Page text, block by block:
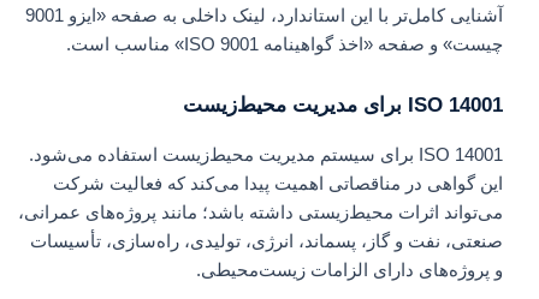
آشنایی کامل‌تر با این استاندارد، لینک داخلی به صفحه «ایزو 9001
چیست» و صفحه «اخذ گواهینامه ISO 9001» مناسب است.
ISO 14001 برای مدیریت محیط‌زیست
ISO 14001 برای سیستم مدیریت محیط‌زیست استفاده می‌شود.
این گواهی در مناقصاتی اهمیت پیدا می‌کند که فعالیت شرکت
می‌تواند اثرات محیط‌زیستی داشته باشد؛ مانند پروژه‌های عمرانی،
صنعتی، نفت و گاز، پسماند، انرژی، تولیدی، راه‌سازی، تأسیسات
و پروژه‌های دارای الزامات زیست‌محیطی.